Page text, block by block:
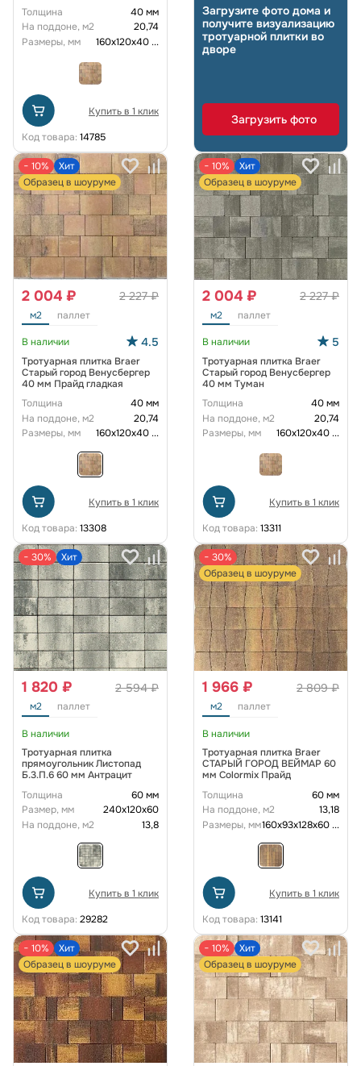
Толщина
40 мм
На поддоне, м2
20,74
Размеры, мм
160х120х40...
Купить в 1 клик
Код товара: 14785
Загрузите фото дома и
получите визуализацию
тротуарной плитки во
дворе
Загрузить фото
− 10%
Хит
Образец в шоуруме
2 227 ₽
2 004 ₽
м2 паллет
В наличии 4.5
Тротуарная плитка Braer
Старый город Венусбергер
40 мм Прайд гладкая
Толщина
40 мм
На поддоне, м2
20,74
Размеры, мм
160х120х40...
Купить в 1 клик
Код товара: 13308
− 10%
Хит
Образец в шоуруме
2 227 ₽
2 004 ₽
м2 паллет
В наличии 5
Тротуарная плитка Braer
Старый город Венусбергер
40 мм Туман
Толщина
40 мм
На поддоне, м2
20,74
Размеры, мм
160х120х40...
Купить в 1 клик
Код товара: 13311
− 30% Хит
2 594 ₽
1 820 ₽
м2 паллет
В наличии
Тротуарная плитка
прямоугольник Листопад
Б.3.П.6 60 мм Антрацит
Толщина
60 мм
Размер, мм
240х120х60
На поддоне, м2
13,8
Купить в 1 клик
Код товара: 29282
− 30%
Образец в шоуруме
2 809 ₽
1 966 ₽
м2 паллет
В наличии
Тротуарная плитка Braer
СТАРЫЙ ГОРОД ВЕЙМАР 60
мм Colormix Прайд
Толщина
60 мм
На поддоне, м2
13,18
Размеры, мм160х93х128х60...
Купить в 1 клик
Код товара: 13141
− 10%
Хит
Образец в шоуруме
− 10%
Хит
Образец в шоуруме